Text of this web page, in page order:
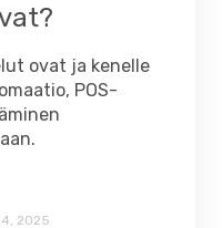
ovat ja kenelle
POS-
4, 2025